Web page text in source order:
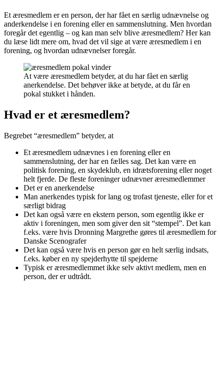
Et æresmedlem er en person, der har fået en særlig udnævnelse og
anderkendelse i en forening eller en sammenslutning. Men hvordan
foregår det egentlig – og kan man selv blive æresmedlem? Her kan
du læse lidt mere om, hvad det vil sige at være æresmedlem i en
forening, og hvordan udnævnelser foregår.
At være æresmedlem betyder, at du har fået en særlig
anerkendelse. Det behøver ikke at betyde, at du får en
pokal stukket i hånden.
Hvad er et æresmedlem?
Begrebet “æresmedlem” betyder, at
Et æresmedlem udnævnes i en forening eller en
sammenslutning, der har en fælles sag. Det kan være en
politisk forening, en skydeklub, en idrætsforening eller noget
helt fjerde. De fleste foreninger udnævner æresmedlemmer
Det er en anerkendelse
Man anerkendes typisk for lang og trofast tjeneste, eller for et
særligt bidrag
Det kan også være en ekstern person, som egentlig ikke er
aktiv i foreningen, men som giver den sit “stempel”. Det kan
f.eks. være hvis Dronning Margrethe gøres til æresmedlem for
Danske Scenografer
Det kan også være hvis en person gør en helt særlig indsats,
f.eks. køber en ny spejderhytte til spejderne
Typisk er æresmedlemmet ikke selv aktivt medlem, men en
person, der er udtrådt.